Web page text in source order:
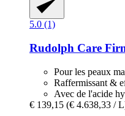
5.0 (1)
Rudolph Care
Pour les peaux
Raffermissant &
Avec de l'acide
€ 139,15 (€ 4.638,33 /